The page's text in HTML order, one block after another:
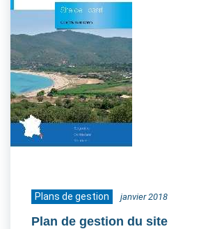
Plans de gestion janvier 2018
Plan de gestion du site